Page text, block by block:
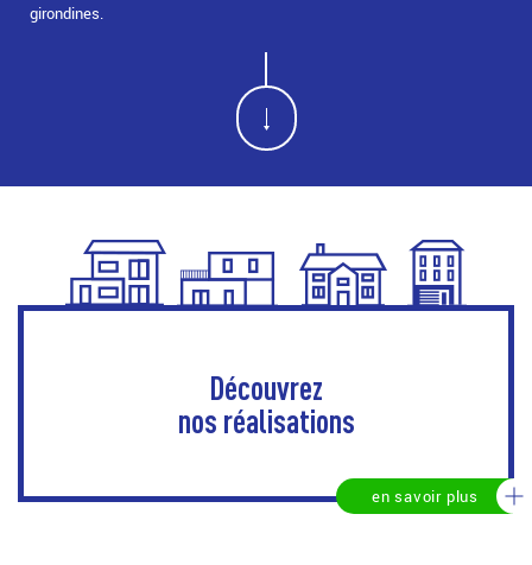
girondines.
Découvrez
nos réalisations
en savoir plus